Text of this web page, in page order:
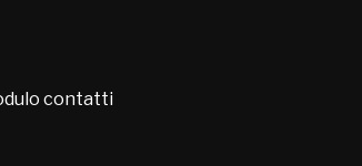
contatti